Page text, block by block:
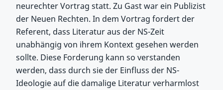
neurechter Vortrag statt. Zu Gast war ein Publizist
der Neuen Rechten. In dem Vortrag fordert der
Referent, dass Literatur aus der NS-Zeit
unabhängig von ihrem Kontext gesehen werden
sollte. Diese Forderung kann so verstanden
werden, dass durch sie der Einfluss der NS-
Ideologie auf die damalige Literatur verharmlost